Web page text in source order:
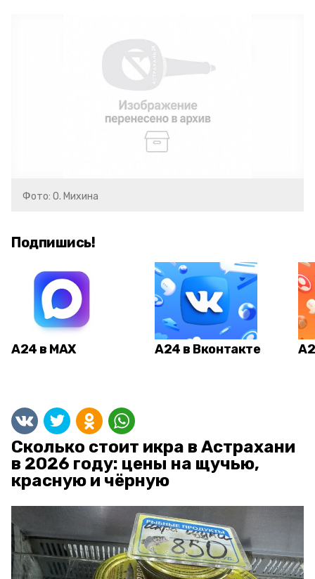
Фото: О. Михина
Подпишись!
А24 в MAX А24 в Вконтакте
Сколько стоит икра в Астрахани
в 2026 году: цены на щучью,
красную и чёрную